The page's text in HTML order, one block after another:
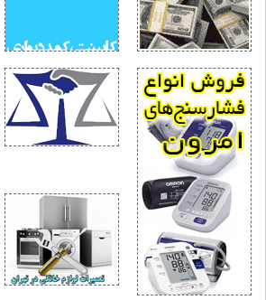
ایران در اوج جنگ تن به این خودکشی راهبردی می‌دهد؟
سفره مردم خط قرمز نیست!
نیویورک تایمز: جنگ ترامپ با ایران به سمت
انسانی؛ جهانی، تمدنی به اربعین
۲۰۲۶؛ آینه افول نظم آمریکایی
نقطه ثقل بازدارندگی ایران
و فراواقعیت جنگ ۱۲روزه
خطرناک زلنسکی در خزر
حمله آمریکا به حشد الشعبی، جنگ فرسایشی با